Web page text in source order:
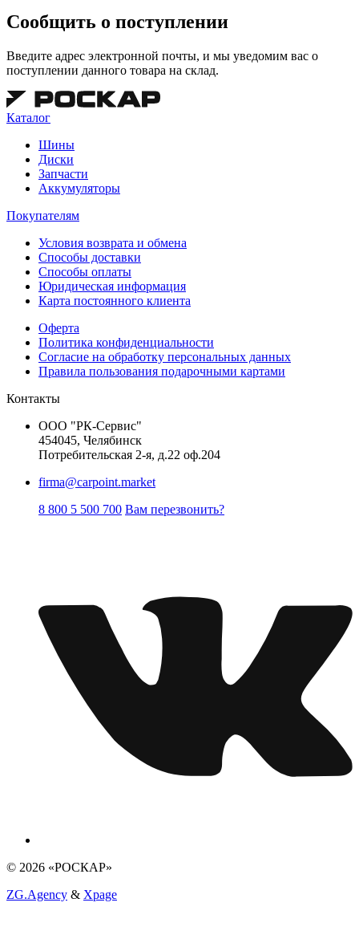
Сообщить о поступлении
Введите адрес электронной почты, и мы уведомим вас о
поступлении данного товара на склад.
Каталог
Шины
Диски
Запчасти
Аккумуляторы
Покупателям
Условия возврата и обмена
Способы доставки
Способы оплаты
Юридическая информация
Карта постоянного клиента
Оферта
Политика конфиденциальности
Согласие на обработку персональных данных
Правила пользования подарочными картами
Контакты
ООО "РК-Сервис"
454045, Челябинск
Потребительская 2-я, д.22 оф.204
firma@carpoint.market
8 800 5 500 700 Вам перезвонить?
© 2026 «РОСКАР»
ZG.Agency & Xpage